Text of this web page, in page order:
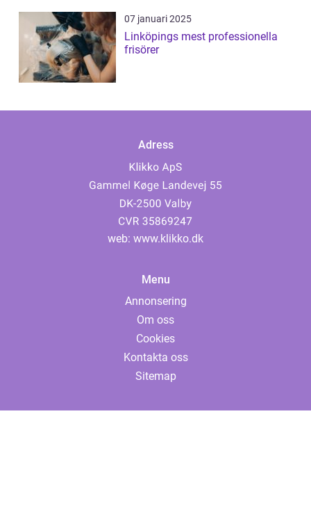
07 januari 2025
Linköpings mest professionella
frisörer
Adress
web: www.klikko.dk
Menu
Annonsering
Om oss
Cookies
Kontakta oss
Sitemap